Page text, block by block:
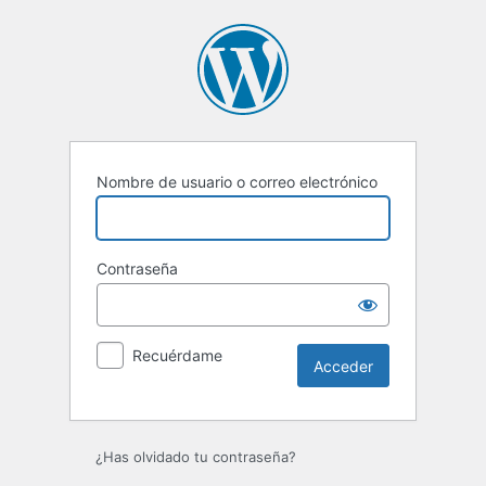
Nombre de usuario o correo electrónico
Contraseña
Recuérdame
¿Has olvidado tu contraseña?